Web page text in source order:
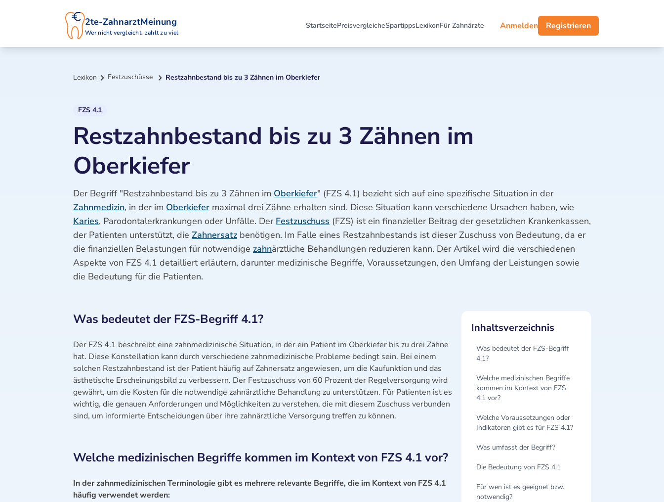
2te-ZahnarztMeinung
Wer nicht vergleicht, zahlt zu viel
StartseitePreisvergleicheSpartippsLexikonFür Zahnärzte Anmelden Registrieren
Lexikon Festzuschüsse Restzahnbestand bis zu 3 Zähnen im Oberkiefer
FZS 4.1
Restzahnbestand bis zu 3 Zähnen im
Oberkiefer
Der Begriff "Restzahnbestand bis zu 3 Zähnen im Oberkiefer" (FZS 4.1) bezieht sich auf eine spezifische Situation in der
Zahnmedizin, in der im Oberkiefer maximal drei Zähne erhalten sind. Diese Situation kann verschiedene Ursachen haben, wie
Karies, Parodontalerkrankungen oder Unfälle. Der Festzuschuss (FZS) ist ein finanzieller Beitrag der gesetzlichen Krankenkassen,
der Patienten unterstützt, die Zahnersatz benötigen. Im Falle eines Restzahnbestands ist dieser Zuschuss von Bedeutung, da er
die finanziellen Belastungen für notwendige zahnärztliche Behandlungen reduzieren kann. Der Artikel wird die verschiedenen
Aspekte von FZS 4.1 detailliert erläutern, darunter medizinische Begriffe, Voraussetzungen, den Umfang der Leistungen sowie
die Bedeutung für die Patienten.
Was bedeutet der FZS-Begriff 4.1?
Der FZS 4.1 beschreibt eine zahnmedizinische Situation, in der ein Patient im Oberkiefer bis zu drei Zähne
hat. Diese Konstellation kann durch verschiedene zahnmedizinische Probleme bedingt sein. Bei einem
solchen Restzahnbestand ist der Patient häufig auf Zahnersatz angewiesen, um die Kaufunktion und das
ästhetische Erscheinungsbild zu verbessern. Der Festzuschuss von 60 Prozent der Regelversorgung wird
gewährt, um die Kosten für die notwendige zahnärztliche Behandlung zu unterstützen. Für Patienten ist es
wichtig, die genauen Anforderungen und Möglichkeiten zu verstehen, die mit diesem Zuschuss verbunden
sind, um informierte Entscheidungen über ihre zahnärztliche Versorgung treffen zu können.
Welche medizinischen Begriffe kommen im Kontext von FZS 4.1 vor?
In der zahnmedizinischen Terminologie gibt es mehrere relevante Begriffe, die im Kontext von FZS 4.1
häufig verwendet werden:
Inhaltsverzeichnis
Was bedeutet der FZS-Begriff
4.1?
Welche medizinischen Begriffe
kommen im Kontext von FZS
4.1 vor?
Welche Voraussetzungen oder
Indikatoren gibt es für FZS 4.1?
Was umfasst der Begriff?
Die Bedeutung von FZS 4.1
Für wen ist es geeignet bzw.
notwendig?